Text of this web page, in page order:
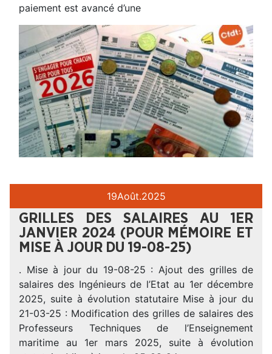
paiement est avancé d’une
19Août.2025
GRILLES DES SALAIRES AU 1ER
JANVIER 2024 (POUR MÉMOIRE ET
MISE À JOUR DU 19-08-25)
. Mise à jour du 19-08-25 : Ajout des grilles de
salaires des Ingénieurs de l’Etat au 1er décembre
2025, suite à évolution statutaire Mise à jour du
21-03-25 : Modification des grilles de salaires des
Professeurs Techniques de l’Enseignement
maritime au 1er mars 2025, suite à évolution